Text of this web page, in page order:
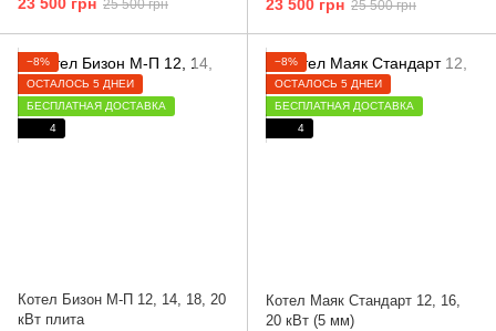
23 500 грн 25 500 грн 23 500 грн 25 500 грн
−8%
ОСТАЛОСЬ 5 ДНЕЙ
БЕСПЛАТНАЯ ДОСТАВКА
4
Котел Бизон М-П 12, 14, 18, 20
кВт плита
−8%
ОСТАЛОСЬ 5 ДНЕЙ
БЕСПЛАТНАЯ ДОСТАВКА
4
Котел Маяк Стандарт 12, 16,
20 кВт (5 мм)